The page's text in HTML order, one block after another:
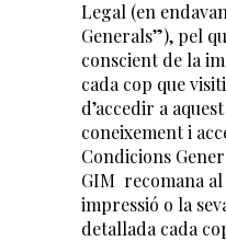
Legal (en
Generals”), pel
conscient de la
cada cop que
d’accedir a
coneixement i
Condicions
GIM recomana al
impressió o la
detallada cada